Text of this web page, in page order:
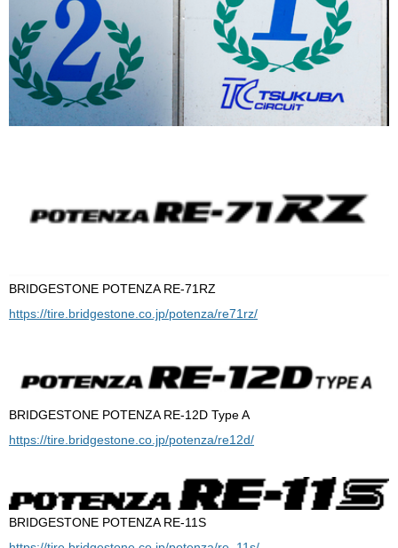
BRIDGESTONE POTENZA RE-71RZ
https://tire.bridgestone.co.jp/potenza/re71rz/
BRIDGESTONE POTENZA RE-12D Type A
https://tire.bridgestone.co.jp/potenza/re12d/
BRIDGESTONE POTENZA RE-11S